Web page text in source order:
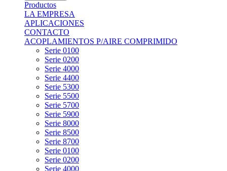
Productos
LA EMPRESA
APLICACIONES
CONTACTO
ACOPLAMIENTOS P/AIRE COMPRIMIDO
Serie 0100
Serie 0200
Serie 4000
Serie 4400
Serie 5300
Serie 5500
Serie 5700
Serie 5900
Serie 8000
Serie 8500
Serie 8700
Serie 0100
Serie 0200
Serie 4000